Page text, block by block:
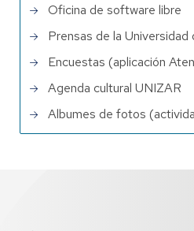
Oficina de software libre
Prensas de la Universidad
Encuestas (aplicación
Agenda cultural UNIZAR
Albumes de fotos